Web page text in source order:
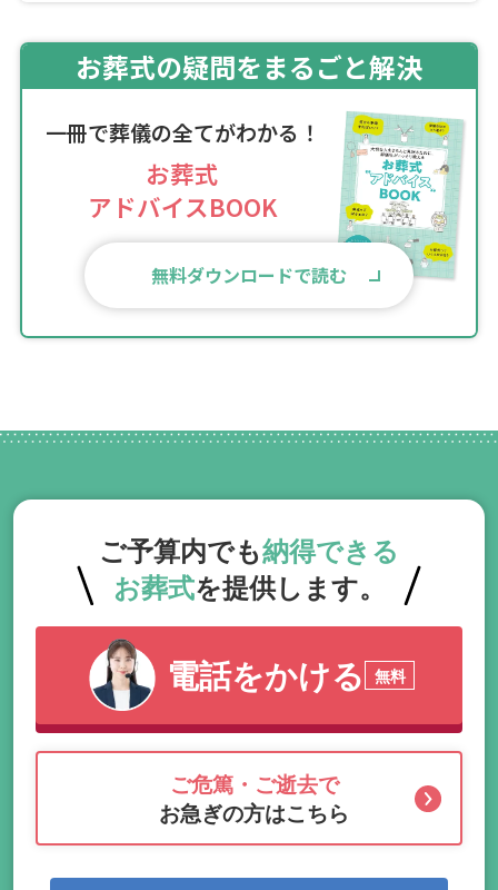
お葬式の疑問をまるごと解決
一冊で葬儀の全てがわかる！
お葬式
アドバイスBOOK
無料ダウンロードで読む
ご予算内でも納得できる
お葬式を提供します。
電話をかける 無料
ご危篤・ご逝去で
お急ぎの方はこちら